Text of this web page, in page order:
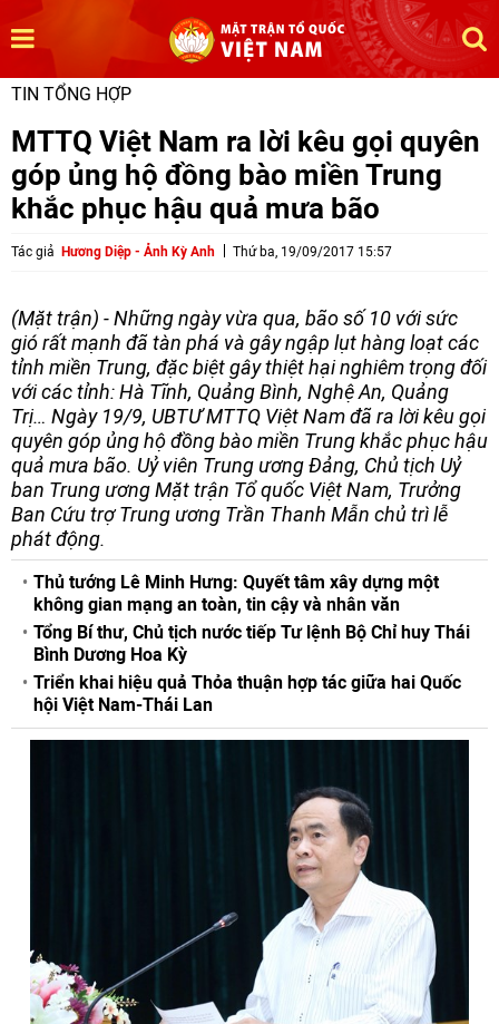
TIN TỔNG HỢP
MTTQ Việt Nam ra lời kêu gọi quyên
góp ủng hộ đồng bào miền Trung
khắc phục hậu quả mưa bão
Tác giả Hương Diệp - Ảnh Kỳ Anh Thứ ba, 19/09/2017 15:57
(Mặt trận) - Những ngày vừa qua, bão số 10 với sức
gió rất mạnh đã tàn phá và gây ngập lụt hàng loạt các
tỉnh miền Trung, đặc biệt gây thiệt hại nghiêm trọng đối
với các tỉnh: Hà Tĩnh, Quảng Bình, Nghệ An, Quảng
Trị… Ngày 19/9, UBTƯ MTTQ Việt Nam đã ra lời kêu gọi
quyên góp ủng hộ đồng bào miền Trung khắc phục hậu
quả mưa bão. Uỷ viên Trung ương Đảng, Chủ tịch Uỷ
ban Trung ương Mặt trận Tổ quốc Việt Nam, Trưởng
Ban Cứu trợ Trung ương Trần Thanh Mẫn chủ trì lễ
phát động.
Thủ tướng Lê Minh Hưng: Quyết tâm xây dựng một
không gian mạng an toàn, tin cậy và nhân văn
Tổng Bí thư, Chủ tịch nước tiếp Tư lệnh Bộ Chỉ huy Thái
Bình Dương Hoa Kỳ
Triển khai hiệu quả Thỏa thuận hợp tác giữa hai Quốc
hội Việt Nam-Thái Lan